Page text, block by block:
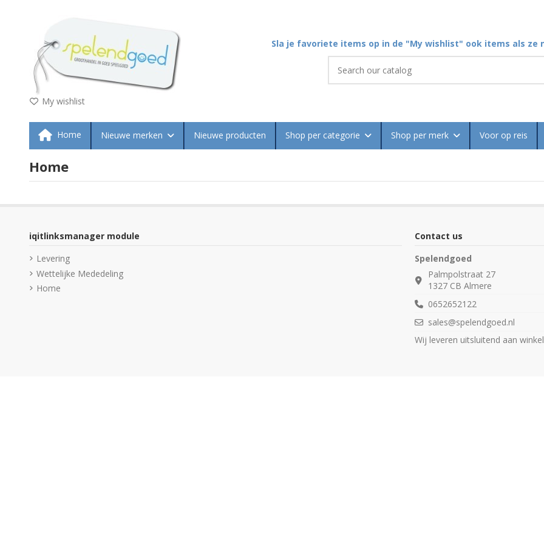
My wishlist
Sla je favoriete items op in de "My wishlist" ook items als ze
Home Nieuwe merken Nieuwe producten Shop per categorie Shop per merk Voor op reis
Home
iqitlinksmanager module
Levering
Wettelijke Mededeling
Home
Contact us
Spelendgoed
Palmpolstraat 27
1327 CB Almere
0652652122
sales@spelendgoed.nl
Wij leveren uitsluitend aan